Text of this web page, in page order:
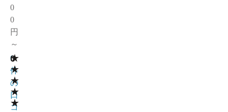
0
0
円
～
★
★
★
★
★
0
0
件
の
口
コ